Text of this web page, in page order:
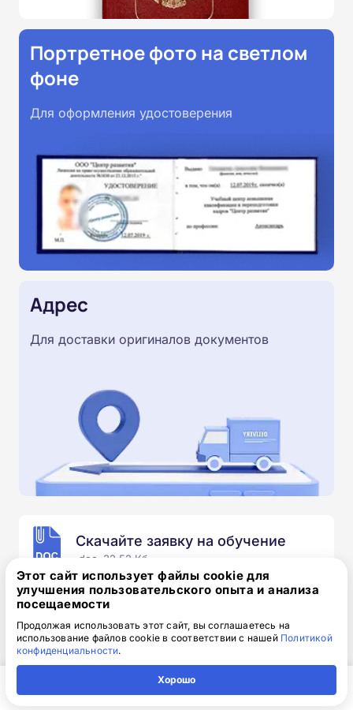
Портретное фото на светлом
фоне
Для оформления удостоверения
Адрес
Для доставки оригиналов документов
Скачайте заявку на обучение
.doc, 32.52 Кб
Скачайте шаблон, заполните и отправьте по
электронной почте
Обязательно укажите контактный номер телефон.
Наш специалист свяжется с вами и утонит все
детали.
Этот сайт использует файлы cookie для
улучшения пользовательского опыта и анализа
посещаемости
Продолжая использовать этот сайт, вы соглашаетесь на
использование файлов cookie в соответствии с нашей Политикой
конфиденциальности.
Хорошо